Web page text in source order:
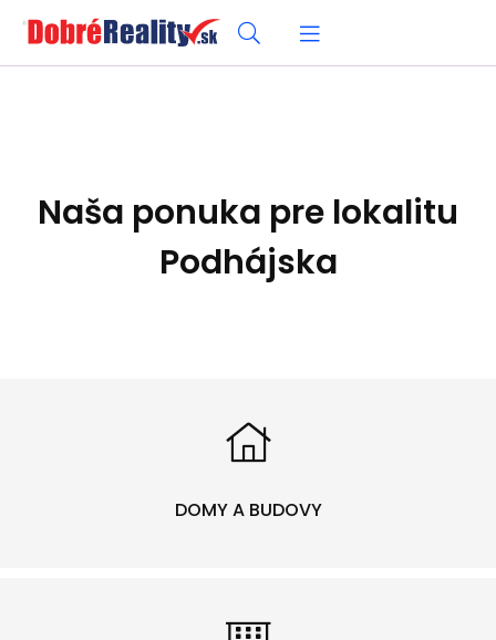
Naša ponuka pre lokalitu
Podhájska
DOMY A BUDOVY